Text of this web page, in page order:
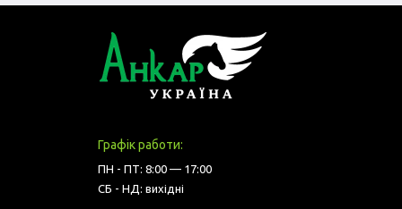
Графік работи:
ПН - ПТ: 8:00 — 17:00
СБ - НД: вихідні